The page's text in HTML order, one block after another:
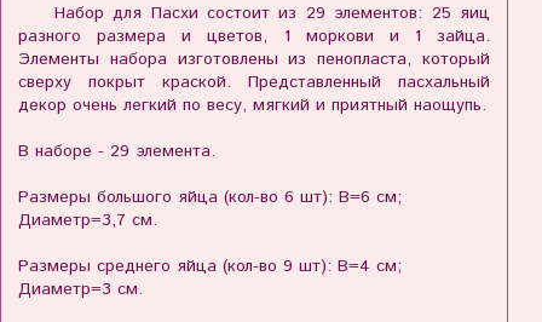
Набор для Пасхи состоит из 29 элементов: 25 яиц
разного размера и цветов, 1 моркови и 1 зайца.
Элементы набора изготовлены из пенопласта, который
сверху покрыт краской. Представленный пасхальный
декор очень легкий по весу, мягкий и приятный наощупь.
В наборе - 29 элемента.
Размеры большого яйца (кол-во 6 шт): В=6 см;
Диаметр=3,7 см.
Размеры среднего яйца (кол-во 9 шт): В=4 см;
Диаметр=3 см.